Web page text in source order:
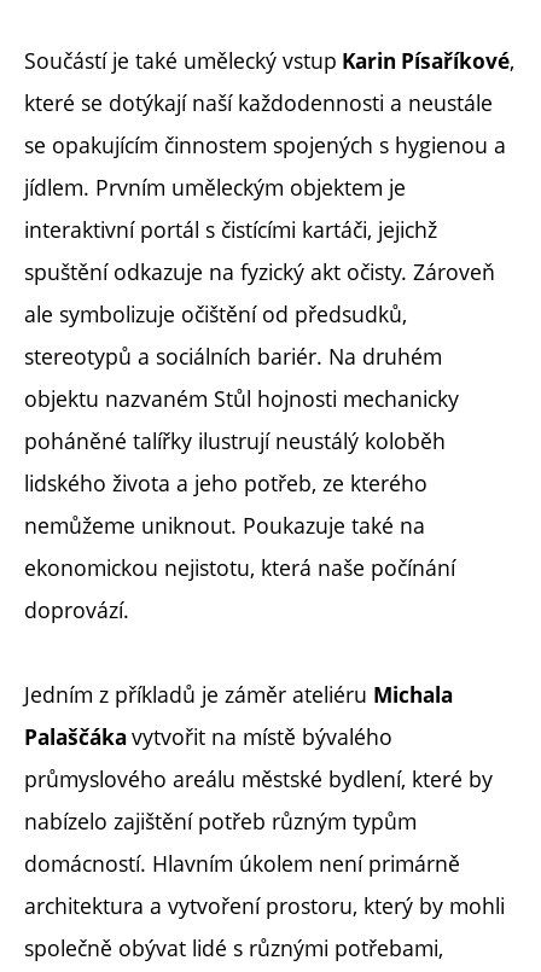
Součástí je také umělecký vstup Karin Písaříkové,
které se dotýkají naší každodennosti a neustále
se opakujícím činnostem spojených s hygienou a
jídlem. Prvním uměleckým objektem je
interaktivní portál s čistícími kartáči, jejichž
spuštění odkazuje na fyzický akt očisty. Zároveň
ale symbolizuje očištění od předsudků,
stereotypů a sociálních bariér. Na druhém
objektu nazvaném Stůl hojnosti mechanicky
poháněné talířky ilustrují neustálý koloběh
lidského života a jeho potřeb, ze kterého
nemůžeme uniknout. Poukazuje také na
ekonomickou nejistotu, která naše počínání
doprovází.
Jedním z příkladů je záměr ateliéru Michala
Palaščákavytvořit na místě bývalého
průmyslového areálu městské bydlení, které by
nabízelo zajištění potřeb různým typům
domácností. Hlavním úkolem není primárně
architektura a vytvoření prostoru, který by mohli
společně obývat lidé s různými potřebami,